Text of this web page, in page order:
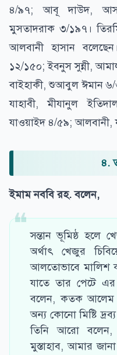
৪/৯৭; আবূ দাউদ,
মুসতাদরাক ৩/১৯৭।
আলবানী হাসান
১২/১৫০; ইবনুস সুন্নী,
বাইহাকী, শুআবুল ঈমান
যাহাবী, মীযানুল
যাওয়াইদ ৪/৫৯; আলবানী,
৪.
ইমাম নববি রহ. বলেন,
সন্তান ভূমিষ্ঠ হলে
অর্থাৎ খেজুর
আলতোভাবে মালিশ
যাতে তার পেটে
বলেন, কতক আলেম
অন্য কোনো মিষ্টি
তিনি আরো বলেন,
মুস্তাহাব, আমার